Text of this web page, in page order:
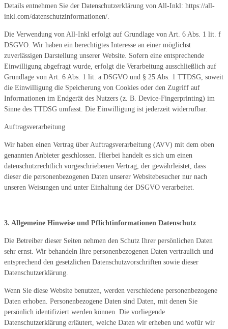
Details entnehmen Sie der Datenschutzerklärung von All-Inkl: https://all-
inkl.com/datenschutzinformationen/.
Die Verwendung von All-Inkl erfolgt auf Grundlage von Art. 6 Abs. 1 lit. f
DSGVO. Wir haben ein berechtigtes Interesse an einer möglichst
zuverlässigen Darstellung unserer Website. Sofern eine entsprechende
Einwilligung abgefragt wurde, erfolgt die Verarbeitung ausschließlich auf
Grundlage von Art. 6 Abs. 1 lit. a DSGVO und § 25 Abs. 1 TTDSG, soweit
die Einwilligung die Speicherung von Cookies oder den Zugriff auf
Informationen im Endgerät des Nutzers (z. B. Device-Fingerprinting) im
Sinne des TTDSG umfasst. Die Einwilligung ist jederzeit widerrufbar.
Auftragsverarbeitung
Wir haben einen Vertrag über Auftragsverarbeitung (AVV) mit dem oben
genannten Anbieter geschlossen. Hierbei handelt es sich um einen
datenschutzrechtlich vorgeschriebenen Vertrag, der gewährleistet, dass
dieser die personenbezogenen Daten unserer Websitebesucher nur nach
unseren Weisungen und unter Einhaltung der DSGVO verarbeitet.
3. Allgemeine Hinweise und Pflichtinformationen Datenschutz
Die Betreiber dieser Seiten nehmen den Schutz Ihrer persönlichen Daten
sehr ernst. Wir behandeln Ihre personenbezogenen Daten vertraulich und
entsprechend den gesetzlichen Datenschutzvorschriften sowie dieser
Datenschutzerklärung.
Wenn Sie diese Website benutzen, werden verschiedene personenbezogene
Daten erhoben. Personenbezogene Daten sind Daten, mit denen Sie
persönlich identifiziert werden können. Die vorliegende
Datenschutzerklärung erläutert, welche Daten wir erheben und wofür wir